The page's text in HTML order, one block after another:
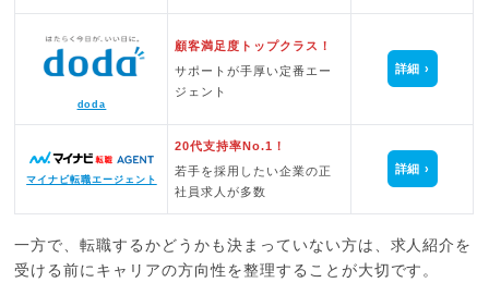
doda
顧客満足度トップクラス！
サポートが手厚い定番エー
ジェント
詳細
マイナビ転職エージェント
20代支持率No.1！
若手を採用したい企業の正
社員求人が多数
詳細
一方で、転職するかどうかも決まっていない方は、求人紹介を
受ける前にキャリアの方向性を整理することが大切です。